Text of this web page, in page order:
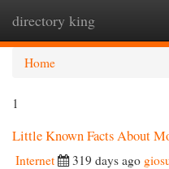
directory king
Home
1
Little Known Facts About
Internet 319 days ago